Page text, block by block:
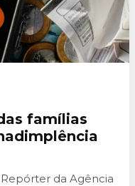
famílias
da Agência